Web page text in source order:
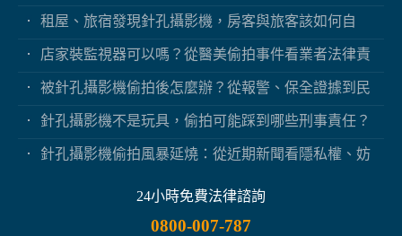
租屋、旅宿發現針孔攝影機，房客與旅客該如何自
店家裝監視器可以嗎？從醫美偷拍事件看業者法律責
被針孔攝影機偷拍後怎麼辦？從報警、保全證據到民
針孔攝影機不是玩具，偷拍可能踩到哪些刑事責任？
針孔攝影機偷拍風暴延燒：從近期新聞看隱私權、妨
24小時免費法律諮詢
0800-007-787